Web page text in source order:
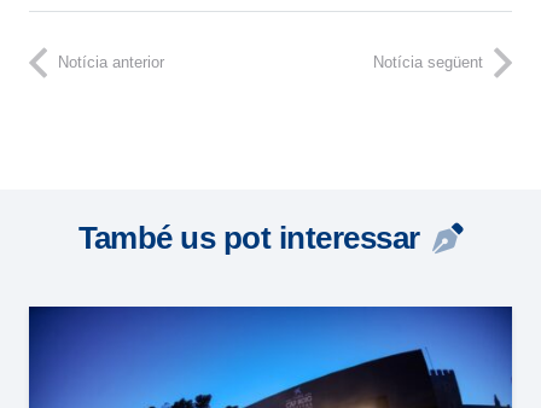
Notícia anterior Notícia següent
També us pot interessar